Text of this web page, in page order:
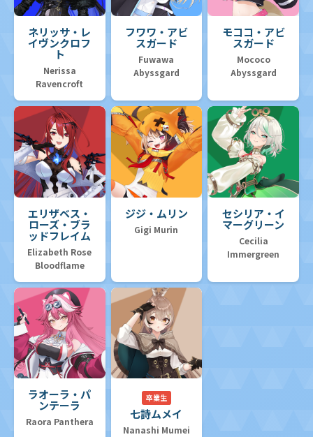
ネリッサ・レ
イヴンクロフ
ト
Nerissa
Ravencroft
フワワ・アビ
スガード
Fuwawa
Abyssgard
モココ・アビ
スガード
Mococo
Abyssgard
エリザベス・
ローズ・ブラ
ッドフレイム
Elizabeth Rose
Bloodflame
ジジ・ムリン
Gigi Murin
セシリア・イ
マーグリーン
Cecilia
Immergreen
ラオーラ・パ
ンテーラ
Raora Panthera
卒業生
七詩ムメイ
Nanashi Mumei